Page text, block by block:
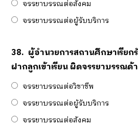
จรรยาบรรณต่อสังคม
จรรยาบรรณต่อผู้รับบริการ
38. ผู้อำนวยการสถานศึกษาเรีย
ฝากลูกเข้าเรียน ผิดจรรยาบรรณด้
จรรยาบรรณต่อวิชาชีพ
จรรยาบรรณต่อผู้รับบริการ
จรรยาบรรณต่อสังคม